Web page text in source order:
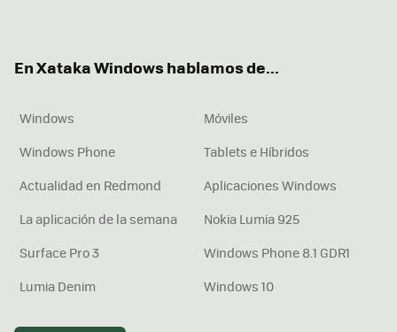
En Xataka Windows hablamos de...
Windows
Móviles
Windows Phone
Tablets e Híbridos
Actualidad en Redmond
Aplicaciones Windows
La aplicación de la semana
Nokia Lumia 925
Surface Pro 3
Windows Phone 8.1 GDR1
Lumia Denim
Windows 10